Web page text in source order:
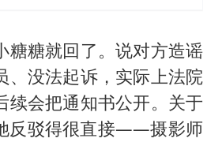
糖糖就回了。说对方造谣
、没法起诉，实际上法院
续会把通知书公开。关于
反驳得很直接——摄影师